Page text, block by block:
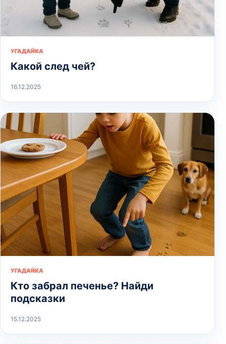
УГАДАЙКА
Какой след чей?
16.12.2025
УГАДАЙКА
Кто забрал печенье? Найди
подсказки
15.12.2025